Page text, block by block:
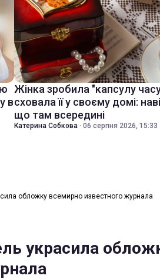
в
Жінка зробила "капсулу
сховала її у своєму домі:
що там всередині
Катерина Собкова · 06 серпня 2026, 15:33
обложку всемирно известного журнала
украсила